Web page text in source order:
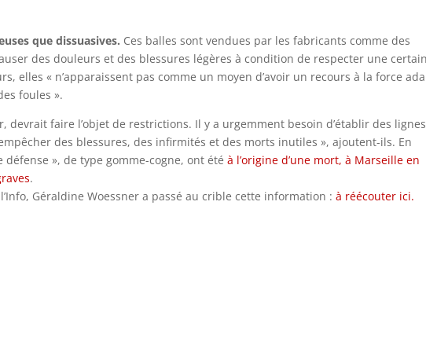
que dissuasives. Ces balles sont vendues par les fabricants comme des
des douleurs et des blessures légères à condition de respecter une
elles « n’apparaissent pas comme un moyen d’avoir un recours à la force
foules ».
devrait faire l’objet de restrictions. Il y a urgemment besoin d’établir des lignes
des blessures, des infirmités et des morts inutiles », ajoutent-ils. En
défense », de type gomme-cogne, ont étéà l’origine d’une mort, à Marseille en
.
Géraldine Woessner a passé au crible cette information : à réécouter ici.